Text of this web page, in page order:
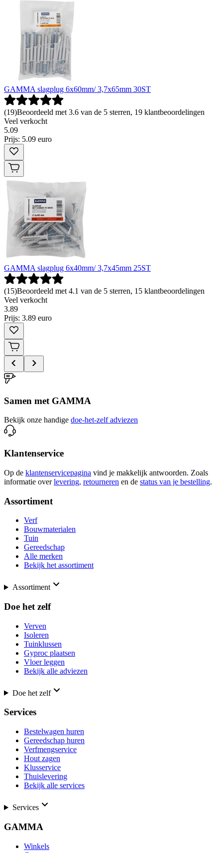
GAMMA slagplug 6x60mm/ 3,7x65mm 30ST
(19)Beoordeeld met 3.6 van de 5 sterren, 19 klantbeoordelingen
Veel verkocht
5.09
Prijs: 5.09 euro
GAMMA slagplug 6x40mm/ 3,7x45mm 25ST
(15)Beoordeeld met 4.1 van de 5 sterren, 15 klantbeoordelingen
Veel verkocht
3.89
Prijs: 3.89 euro
Samen met GAMMA
Bekijk onze handige doe-het-zelf adviezen
Klantenservice
Op de klantenservicepagina vind je makkelijk antwoorden. Zoals
informatie over levering, retourneren en de status van je bestelling.
Assortiment
Verf
Bouwmaterialen
Tuin
Gereedschap
Alle merken
Bekijk het assortiment
Assortiment
Doe het zelf
Verven
Isoleren
Tuinklussen
Gyproc plaatsen
Vloer leggen
Bekijk alle adviezen
Doe het zelf
Services
Bestelwagen huren
Gereedschap huren
Verfmengservice
Hout zagen
Klusservice
Thuislevering
Bekijk alle services
Services
GAMMA
Winkels